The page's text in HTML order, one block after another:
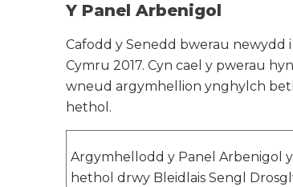
Y Panel Arbenigol
Cafodd y Senedd bwerau newydd
Cymru 2017. Cyn cael y pwerau
wneud argymhellion ynghylch
hethol.
Argymhellodd y Panel Arbenigol
hethol drwy Bleidlais Sengl